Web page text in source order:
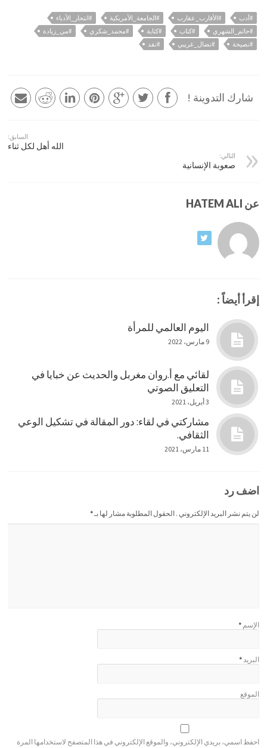
#أدب #الأقارب_عقارب #الجامعة_الأمريكية
#انتحار_الأدباء
#حاتم_الشهري
#كتاب #كتابة #محمد_شكري
#مي_زيادة
#نصيحة
#نضال_غريبي #نقد
شارك التدوينة !
السابق:
الله أهل لكل ثناء
التالي:
صعوبة الإنسانية
عن HATEM ALI
إقرأ أيضاً :
اليوم العالمي للمرأة
9 مارس، 2022
لقائي مع أ.روان مغربل والحديث عن خبايا في
التعليق الصوتي
3 أبريل، 2021
مشاركتي في لقاء: دور المقالة في تشكيل الوعي
الثقافي.
11 مارس، 2021
اضف رد
لن يتم نشر البريد الإلكتروني . الحقول المطلوبة مشار لها بـ*
الإسم *
البريد *
الموقع
احفظ اسمي، بريدي الإلكتروني، والموقع الإلكتروني في هذا المتصفح لاستخدامها المرة